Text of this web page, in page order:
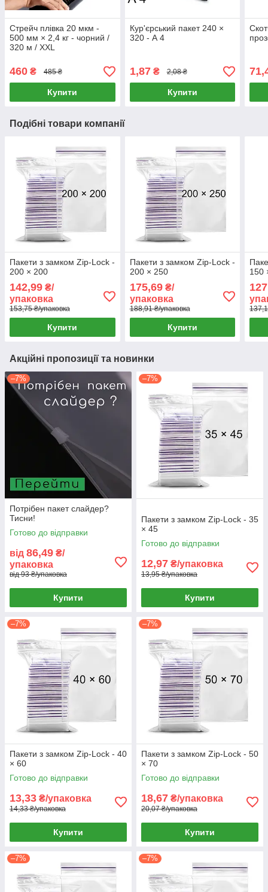
Стрейч плівка 20 мкм -
500 мм × 2,4 кг - чорний /
320 м / XXL
460 ₴ 485 ₴
Купити
Кур'єрський пакет 240 ×
320 - А 4
1,87₴ 2,08 ₴
Купити
Подібні товари компанії
Пакети з замком Zip-Lock -
200 × 200
142,99 ₴/
упаковка
153,75 ₴/упаковка
Купити
Пакети з замком Zip-Lock -
200 × 250
175,69₴/
упаковка
188,91 ₴/упаковка
Купити
150
Акційні пропозиції та новинки
–7%
Потрібен пакет слайдер?
Тисни!
Готово до відправки
від 86,49 ₴/
упаковка
від 93 ₴/упаковка
Купити
–7%
Пакети з замком Zip-Lock - 35
× 45
Готово до відправки
12,97 ₴/упаковка
13,95 ₴/упаковка
Купити
–7%
Пакети з замком Zip-Lock - 40
× 60
Готово до відправки
13,33 ₴/упаковка
14,33 ₴/упаковка
Купити
–7%
Пакети з замком Zip-Lock - 50
× 70
Готово до відправки
18,67 ₴/упаковка
20,07 ₴/упаковка
Купити
–7% –7%